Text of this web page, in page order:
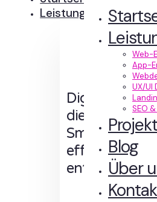
Web-
App-
UX/UI
SEO
Blog
Über
Leistungen
Digitale
die Sinn
Smart designt
effizient
entwickelt.